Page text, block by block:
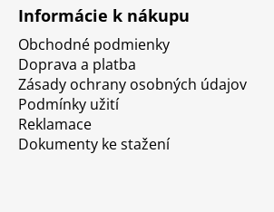
Informácie k nákupu
Obchodné podmienky
Doprava a platba
Zásady ochrany osobných údajov
Podmínky užití
Reklamace
Dokumenty ke stažení